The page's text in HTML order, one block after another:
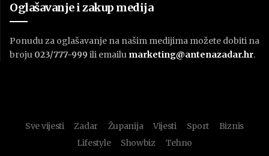
Oglašavanje i zakup medija
Ponudu za oglašavanje na našim medijima možete dobiti na
broju 023/777-999 ili emailu marketing@antenazadar.hr.
Sve vijesti Zadar Županija Vijesti Sport
Biznis
Lifestyle
Showbiz Tehno